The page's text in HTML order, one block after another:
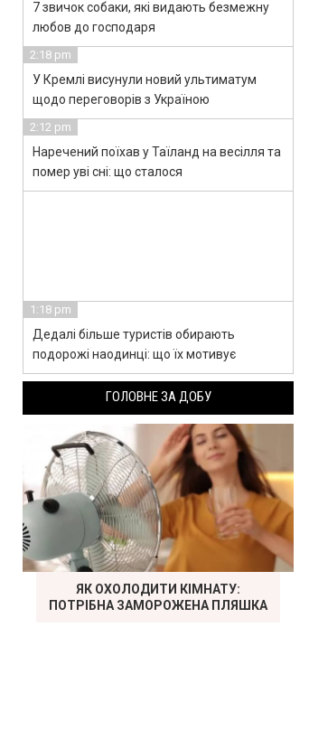
7 звичок собаки, які видають безмежну
любов до господаря
2:18 pm
У Кремлі висунули новий ультиматум
щодо переговорів з Україною
2:12 pm
Наречений поїхав у Таїланд на весілля та
помер уві сні: що сталося
1:18 pm
Дедалі більше туристів обирають
подорожі наодинці: що їх мотивує
ГОЛОВНЕ ЗА ДОБУ
ЯК ОХОЛОДИТИ КІМНАТУ:
ПОТРІБНА ЗАМОРОЖЕНА ПЛЯШКА